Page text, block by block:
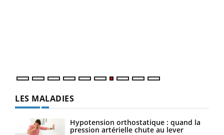
LES MALADIES
Hypotension orthostatique : quand la
pression artérielle chute au lever